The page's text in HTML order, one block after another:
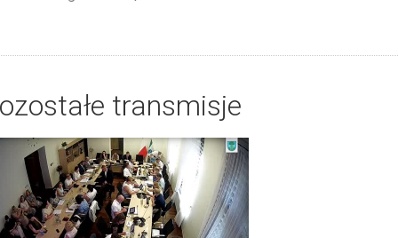
transmisje